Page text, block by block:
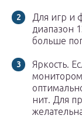
Для игр и
диапазон
больше
Яркость.
нит. Для